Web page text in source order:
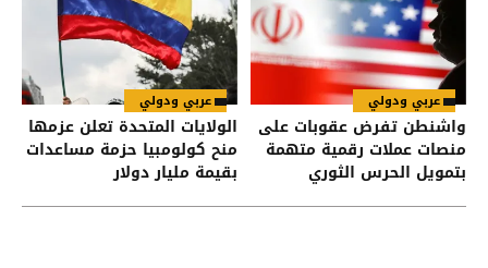
عربي ودولي
واشنطن تفرض عقوبات على
منصات عملات رقمية متهمة
بتمويل الحرس الثوري
عربي ودولي
الولايات المتحدة تعلن عزمها
منح كولومبيا حزمة مساعدات
بقيمة مليار دولار